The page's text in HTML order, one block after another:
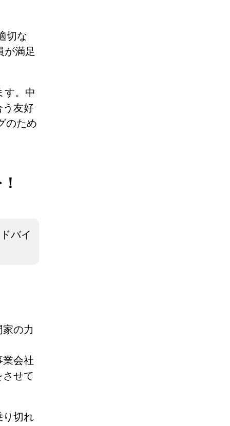
切な
が満足
す。中
友好
のため
バイ
の力
会社
せて
り切れ